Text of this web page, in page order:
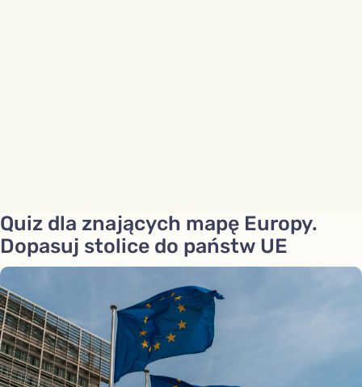
Quiz dla znających mapę Europy.
Dopasuj stolice do państw UE